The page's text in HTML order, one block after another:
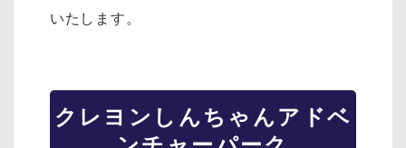
いたします。
クレヨンしんちゃんアドベ